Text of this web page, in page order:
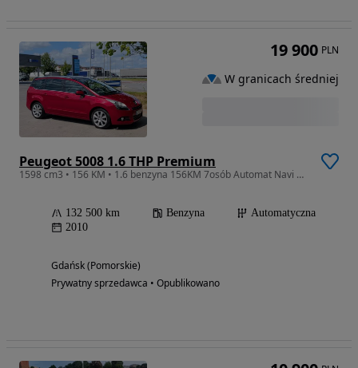
Peugeot 5008 1.6 THP Premium
1598 cm3 • 156 KM • 1.6 benzyna 156KM 7osób Automat Navi Panorama HUD Monitory Radar
132 500 km Benzyna
Automatyczna
2010
Gdańsk (Pomorskie)
Prywatny sprzedawca • Opublikowano
19 900 PLN
W granicach średniej